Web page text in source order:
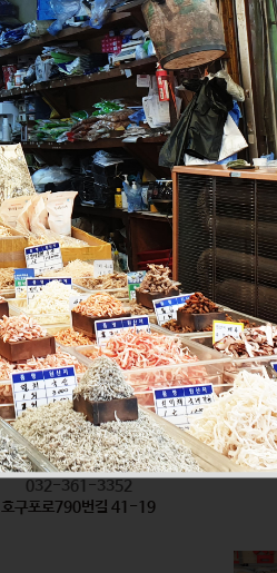
장수식품
식품
010-2638-2358
구월로276번길 29
형제방앗간
식품
032-361-3352
호구포로790번길 41-19